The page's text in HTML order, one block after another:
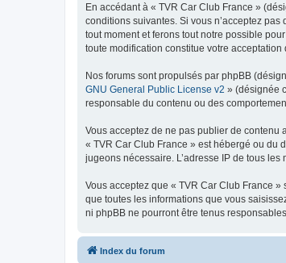
En accédant à « TVR Car Club France »
conditions suivantes. Si vous n’acceptez
tout moment et ferons tout notre possible
toute modification constitue votre
Nos forums sont propulsés par phpBB
GNU General Public License v2 » (désignée
responsable du contenu ou des
Vous acceptez de ne pas publier de contenu
« TVR Car Club France » est hébergé ou du
jugeons nécessaire. L’adresse IP de tous
Vous acceptez que « TVR Car Club France
que toutes les informations que vous
ni phpBB ne pourront être tenus
Index du forum